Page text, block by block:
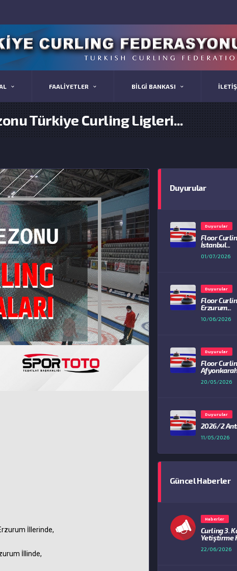
FAALİYETLER BİLGİ BANKASI
Türkiye Curling Ligleri...
İllerinde,
İllinde,
Duyurular
Duyurular
Floor
İstanbul...
01/07/2026
Duyurular
Floor
Erzurum...
10/06/2026
Duyurular
Floor
20/05/2026
Duyurular
2026/2
11/05/2026
Güncel Haberler
Haberler
Curling 3.
Yetiştirme
22/06/2026